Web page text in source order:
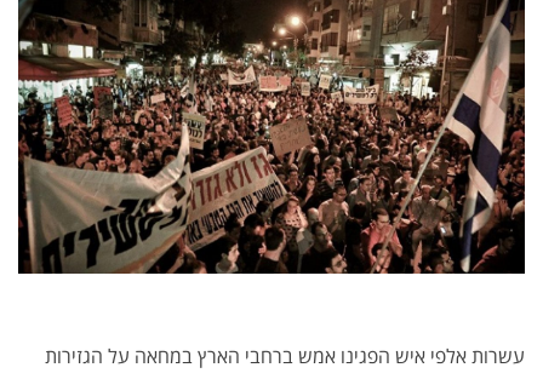
עשרות אלפי איש הפגינו אמש ברחבי הארץ במחאה על הגזירות